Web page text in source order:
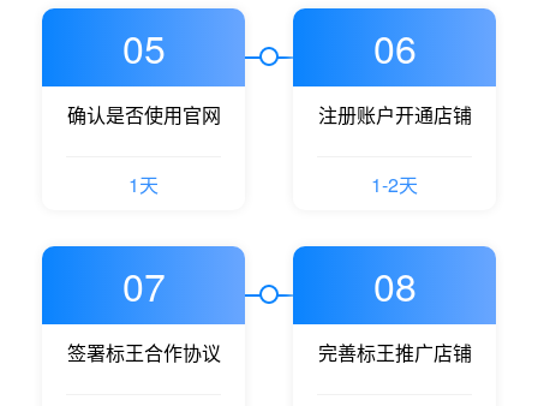
05
确认是否使用官网
1天
06
注册账户开通店铺
1-2天
07
签署标王合作协议
08
完善标王推广店铺